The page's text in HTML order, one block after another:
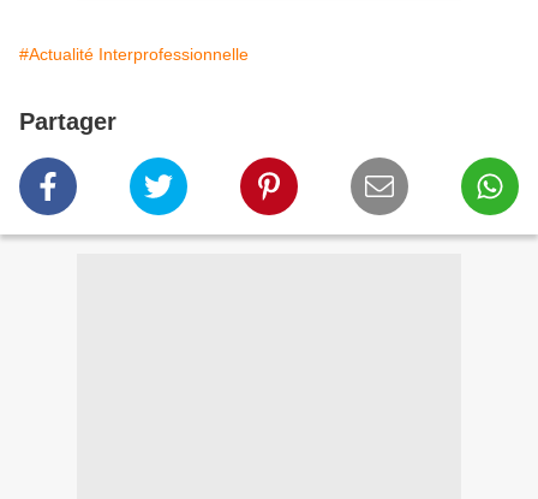
#Actualité Interprofessionnelle
Partager